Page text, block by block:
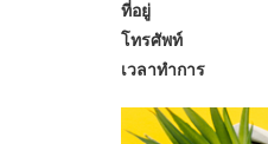
ที่อยู่
โทรศัพท์
เวลาทำการ